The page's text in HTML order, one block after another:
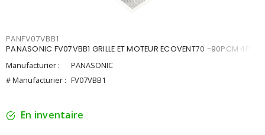
PANFV07VBB1
PANASONIC FV07VBB1 GRILLE ET MOTEUR ECOVENT70 -90PCM 4PO
Manufacturier :
PANASONIC
# Manufacturier : FV07VBB1
En inventaire